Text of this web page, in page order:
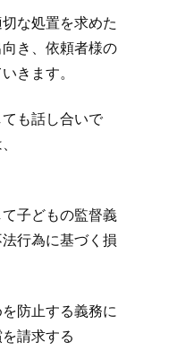
な処置を求めた
き、依頼者様の
きます。
も話し合いで
子どもの監督義
行為に基づく損
防止する義務に
請求する